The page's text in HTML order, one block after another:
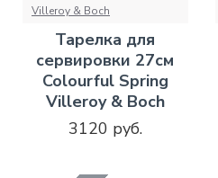
Villeroy & Boch
Тарелка для
сервировки 27см
Colourful Spring
Villeroy & Boch
3120 руб.